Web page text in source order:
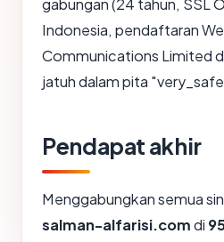
gabungan (24 tahun, SSL
Indonesia, pendaftaran
Communications Limited
jatuh dalam pita
Pendapat akhir
Menggabungkan semua
salman-alfarisi.comdi